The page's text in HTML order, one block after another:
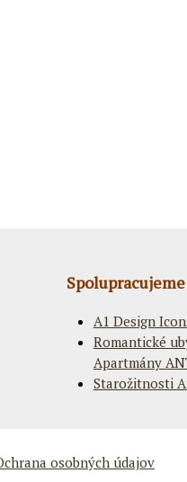
A1 Design
Romantické
Apartmány
Starožitnosti
osobných údajov